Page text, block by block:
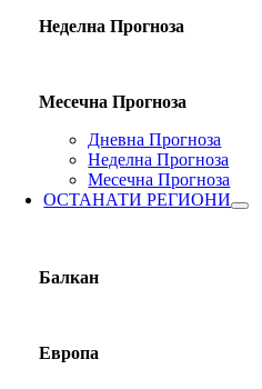
Неделна Прогноза
Месечна Прогноза
Дневна Прогноза
Неделна Прогноза
Месечна Прогноза
ОСТАНАТИ РЕГИОНИ
Балкан
Европа